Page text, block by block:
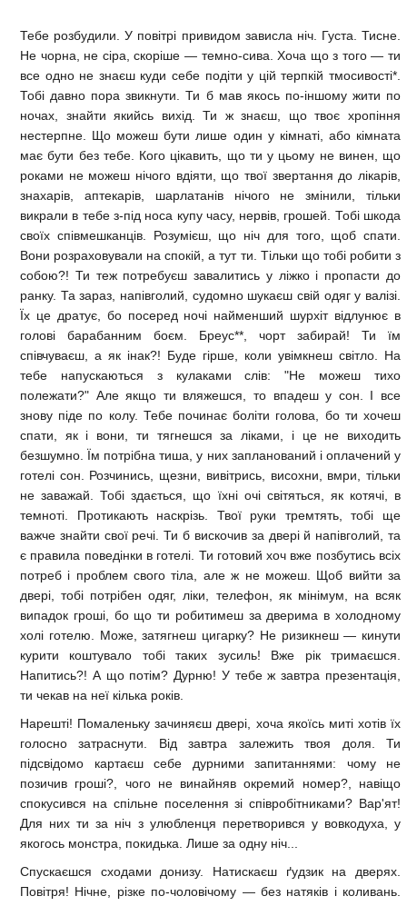
Тебе розбудили. У повітрі привидом зависла ніч. Густа. Тисне.
Не чорна, не сіра, скоріше — темно-сива. Хоча що з того — ти
все одно не знаєш куди себе подіти у цій терпкій тмосивості*.
Тобі давно пора звикнути. Ти б мав якось по-іншому жити по
ночах, знайти якийсь вихід. Ти ж знаєш, що твоє хропіння
нестерпне. Що можеш бути лише один у кімнаті, або кімната
має бути без тебе. Кого цікавить, що ти у цьому не винен, що
роками не можеш нічого вдіяти, що твої звертання до лікарів,
знахарів, аптекарів, шарлатанів нічого не змінили, тільки
викрали в тебе з-під носа купу часу, нервів, грошей. Тобі шкода
своїх співмешканців. Розумієш, що ніч для того, щоб спати.
Вони розраховували на спокій, а тут ти. Тільки що тобі робити з
собою?! Ти теж потребуєш завалитись у ліжко і пропасти до
ранку. Та зараз, напівголий, судомно шукаєш свій одяг у валізі.
Їх це дратує, бо посеред ночі найменший шурхіт відлунює в
голові барабанним боєм. Бреус**, чорт забирай! Ти їм
співчуваєш, а як інак?! Буде гірше, коли увімкнеш світло. На
тебе напускаються з кулаками слів: "Не можеш тихо
полежати?" Але якщо ти вляжешся, то впадеш у сон. І все
знову піде по колу. Тебе починає боліти голова, бо ти хочеш
спати, як і вони, ти тягнешся за ліками, і це не виходить
безшумно. Їм потрібна тиша, у них запланований і оплачений у
готелі сон. Розчинись, щезни, вивітрись, висохни, вмри, тільки
не заважай. Тобі здається, що їхні очі світяться, як котячі, в
темноті. Протикають наскрізь. Твої руки тремтять, тобі ще
важче знайти свої речі. Ти б вискочив за двері й напівголий, та
є правила поведінки в готелі. Ти готовий хоч вже позбутись всіх
потреб і проблем свого тіла, але ж не можеш. Щоб вийти за
двері, тобі потрібен одяг, ліки, телефон, як мінімум, на всяк
випадок гроші, бо що ти робитимеш за дверима в холодному
холі готелю. Може, затягнеш цигарку? Не ризикнеш — кинути
курити коштувало тобі таких зусиль! Вже рік тримаєшся.
Напитись?! А що потім? Дурню! У тебе ж завтра презентація,
ти чекав на неї кілька років.
Нарешті! Помаленьку зачиняєш двері, хоча якоїсь миті хотів їх
голосно затраснути. Від завтра залежить твоя доля. Ти
підсвідомо картаєш себе дурними запитаннями: чому не
позичив гроші?, чого не винайняв окремий номер?, навіщо
спокусився на спільне поселення зі співробітниками? Вар'ят!
Для них ти за ніч з улюбленця перетворився у вовкодуха, у
якогось монстра, покидька. Лише за одну ніч...
Спускаєшся сходами донизу. Натискаєш ґудзик на дверях.
Повітря! Нічне, різке по-чоловічому — без натяків і коливань.